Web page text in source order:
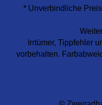
* Unverbindliche
Irrtümer, Tippfehler
vorbehalten.